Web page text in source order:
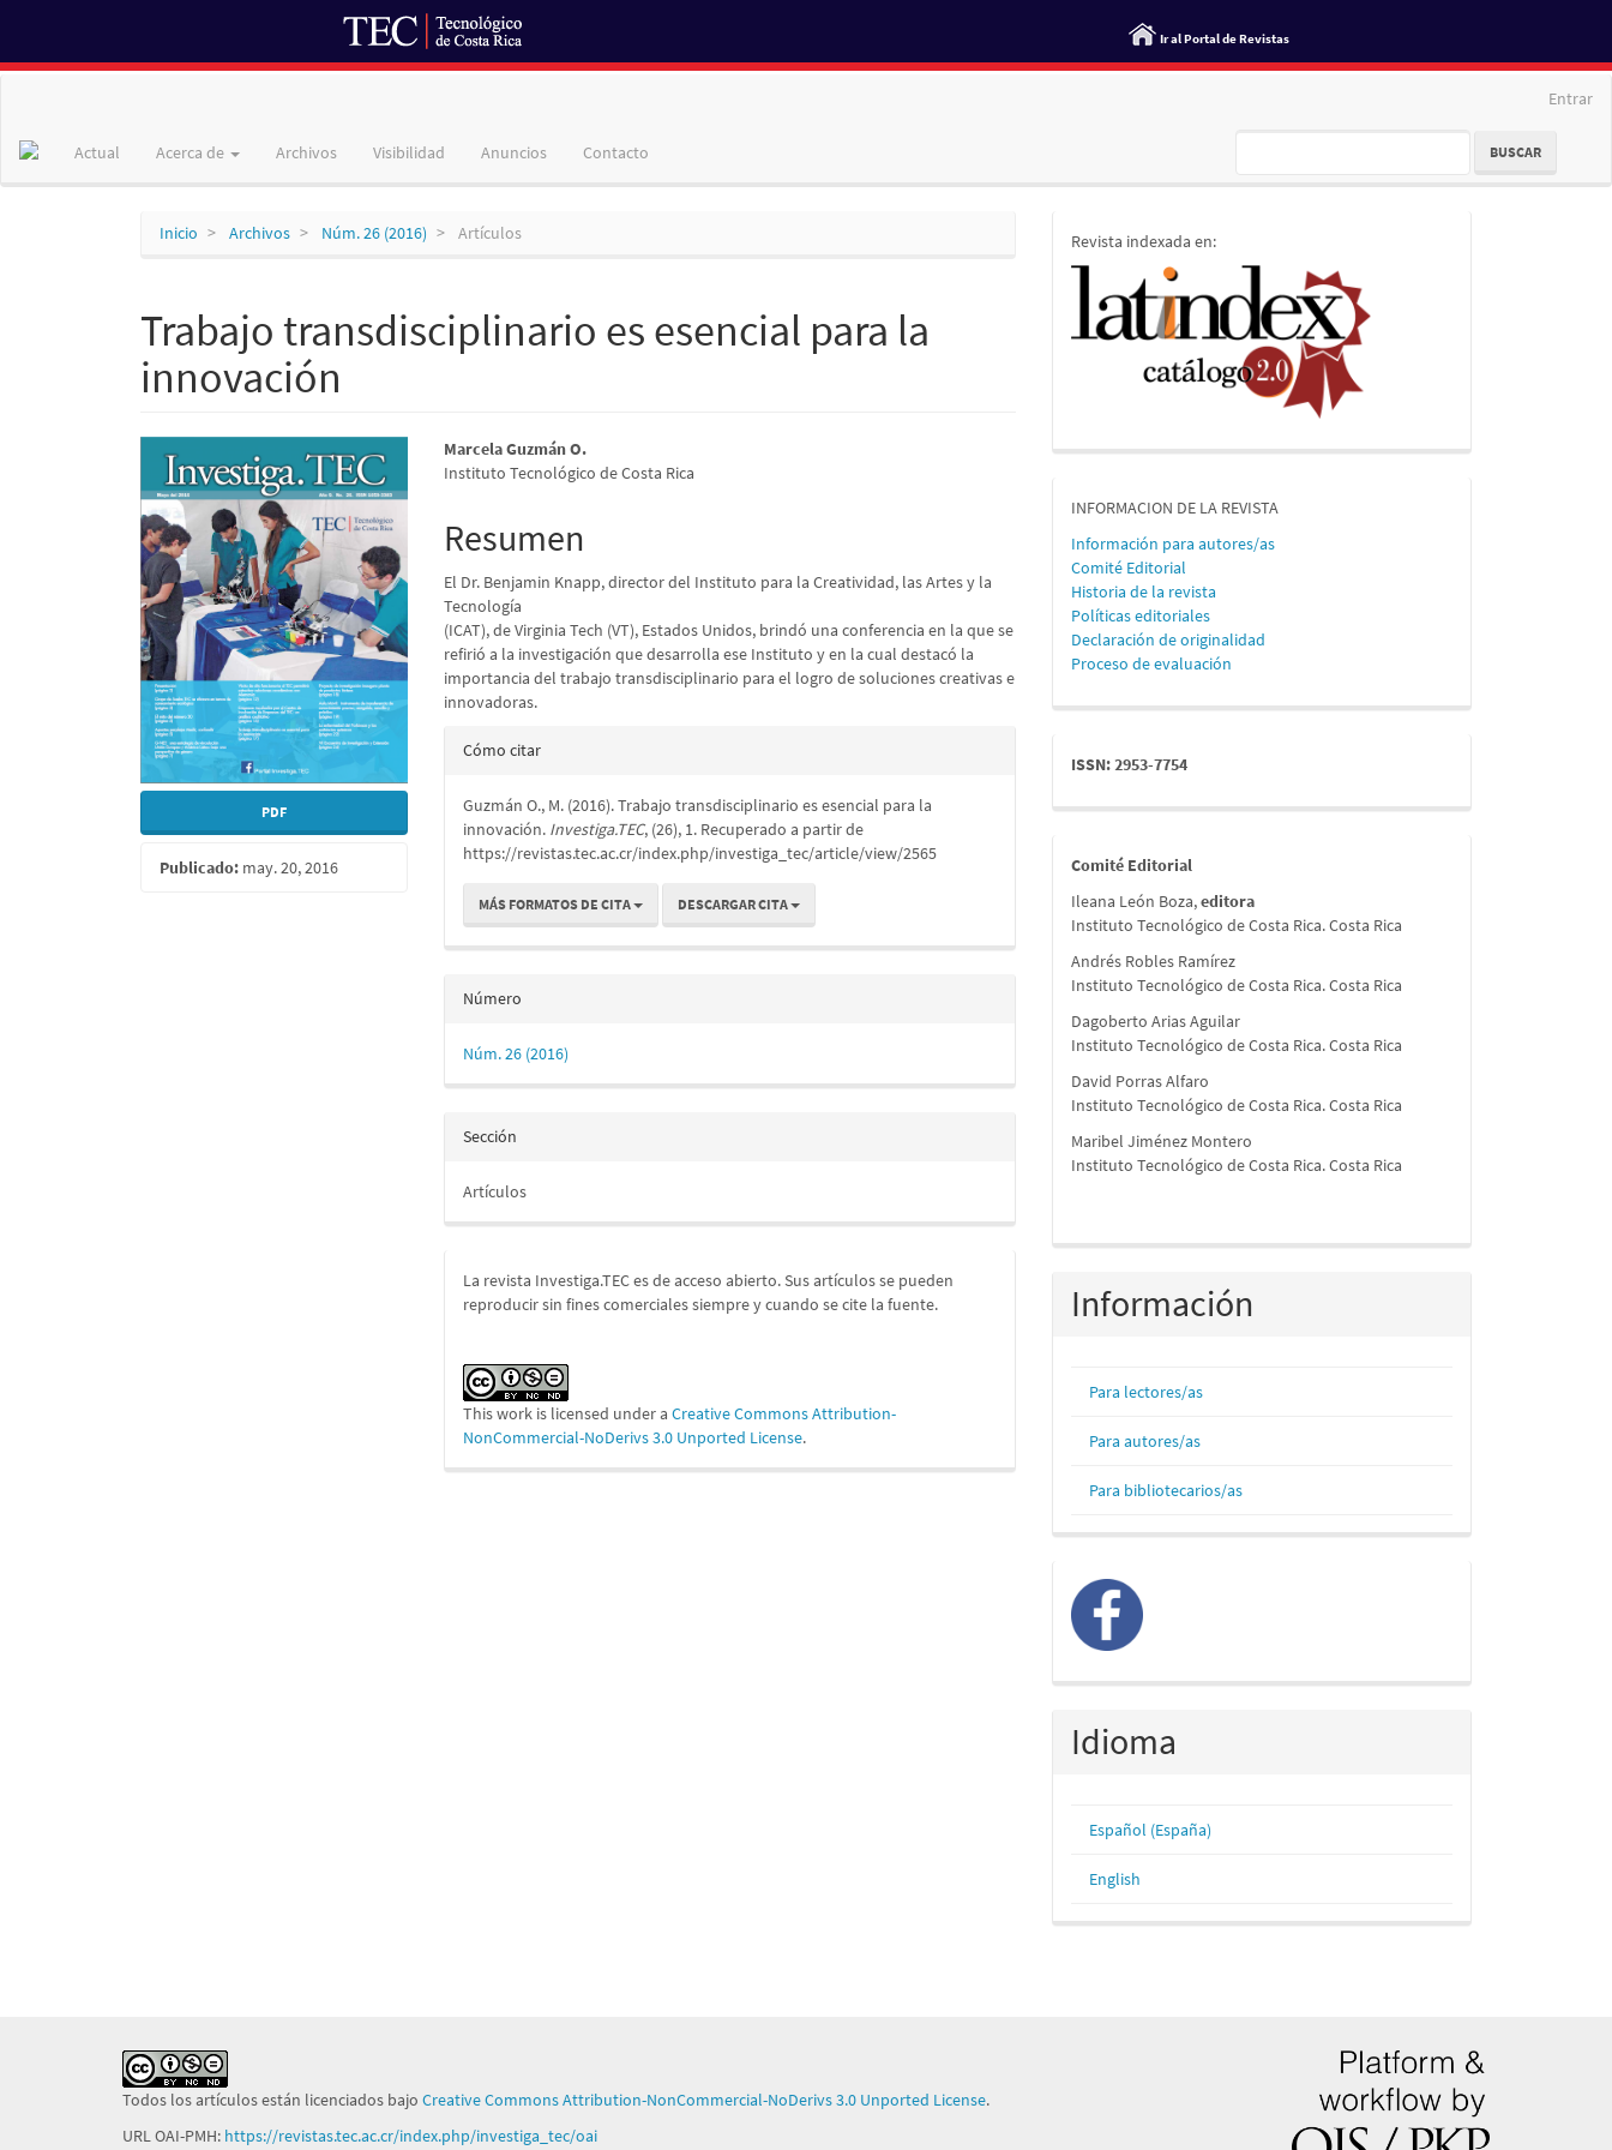
Ir al Portal de Revistas
principal
Entrar
Actual Acerca de Archivos Visibilidad Anuncios Contacto BUSCAR
Inicio Archivos Núm. 26 (2016) Artículos
Trabajo transdisciplinario es esencial para la
innovación
Barra
lateral
del
artículo
PDF
Publicado: may. 20, 2016
Contenido
principal
del
artículo
Marcela Guzmán O.
Instituto Tecnológico de Costa Rica
Resumen
El Dr. Benjamin Knapp, director del Instituto para la Creatividad, las Artes y la
Tecnología
(ICAT), de Virginia Tech (VT), Estados Unidos, brindó una conferencia en la que se
refirió a la investigación que desarrolla ese Instituto y en la cual destacó la
importancia del trabajo transdisciplinario para el logro de soluciones creativas e
innovadoras.
Detalles
artículo
Cómo citar
Guzmán O., M. (2016). Trabajo transdisciplinario es esencial para la
innovación. Investiga.TEC, (26), 1. Recuperado a partir de
https://revistas.tec.ac.cr/index.php/investiga_tec/article/view/2565
MÁS FORMATOS DE CITA DESCARGAR CITA
Número
Núm. 26 (2016)
Sección
Artículos
La revista Investiga.TEC es de acceso abierto. Sus artículos se pueden
reproducir sin fines comerciales siempre y cuando se cite la fuente.
This work is licensed under aCreative Commons Attribution-
NonCommercial-NoDerivs 3.0 Unported License.
indices
Revista indexada en:
informacion
INFORMACION DE LA REVISTA
Información para autores/as
Comité Editorial
Historia de la revista
Políticas editoriales
Declaración de originalidad
Proceso de evaluación
issn
ISSN: 2953-7754
comite
Comité Editorial
Ileana León Boza,editora
Instituto Tecnológico de Costa Rica. Costa Rica
Andrés Robles Ramírez
Instituto Tecnológico de Costa Rica. Costa Rica
Dagoberto Arias Aguilar
Instituto Tecnológico de Costa Rica. Costa Rica
David Porras Alfaro
Instituto Tecnológico de Costa Rica. Costa Rica
Maribel Jiménez Montero
Instituto Tecnológico de Costa Rica. Costa Rica
Información
Para lectores/as
Para autores/as
Para bibliotecarios/as
facebook
Idioma
Español (España)
English
Todos los artículos están licenciados bajo Creative Commons Attribution-NonCommercial-NoDerivs 3.0 Unported License.
URL OAI-PMH: https://revistas.tec.ac.cr/index.php/investiga_tec/oai